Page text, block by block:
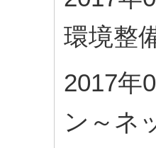
環境整
2017年
ン～ネ